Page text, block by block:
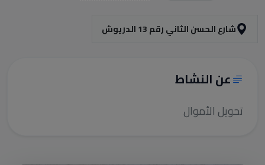
شارع الحسن الثاني رقم 13 الدريوش
عن النشاط
تحويل الأموال